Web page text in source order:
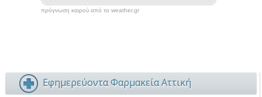
πρόγνωση καιρού από το weather.gr
Εφημερεύοντα Φαρμακεία Αττική